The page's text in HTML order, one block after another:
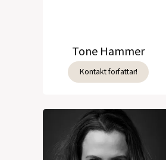
Tone Hammer
Kontakt forfattar!